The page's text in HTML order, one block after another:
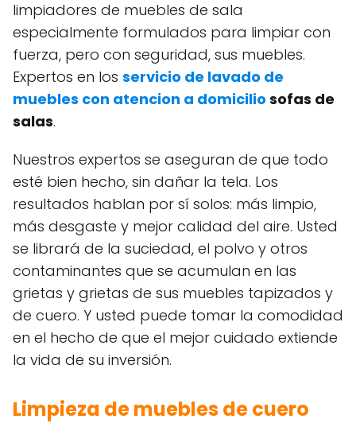
limpiadores de muebles de sala
especialmente formulados para limpiar con
fuerza, pero con seguridad, sus muebles.
Expertos en los servicio de lavado de
muebles con atencion a domicilio sofas de
salas.
Nuestros expertos se aseguran de que todo
esté bien hecho, sin dañar la tela. Los
resultados hablan por sí solos: más limpio,
más desgaste y mejor calidad del aire. Usted
se librará de la suciedad, el polvo y otros
contaminantes que se acumulan en las
grietas y grietas de sus muebles tapizados y
de cuero. Y usted puede tomar la comodidad
en el hecho de que el mejor cuidado extiende
la vida de su inversión.
Limpieza de muebles de cuero